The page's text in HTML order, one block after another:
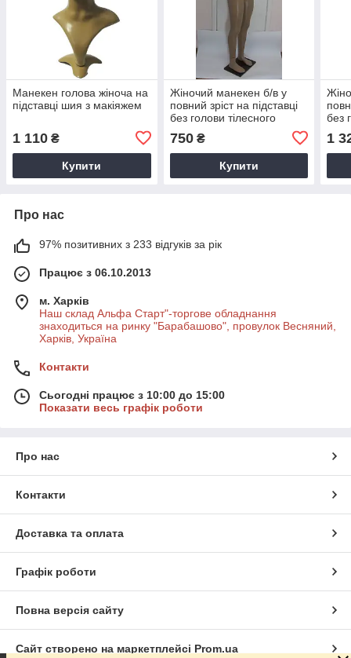
Манекен голова жіноча на
підставці шия з макіяжем
1 110 ₴
Купити
Жіночий манекен б/в у
повний зріст на підставці
без голови тілесного
750₴
Купити
без
1
Про нас
97% позитивних з 233 відгуків за рік
Працює з 06.10.2013
м. Харків
Наш склад Альфа Старт"-торгове обладнання
знаходиться на ринку "Барабашово", провулок Весняний,
Харків, Україна
Контакти
Сьогодні працює з 10:00 до 15:00
Показати весь графік роботи
Про нас
Контакти
Доставка та оплата
Графік роботи
Повна версія сайту
Сайт створено на маркетплейсі Prom.ua